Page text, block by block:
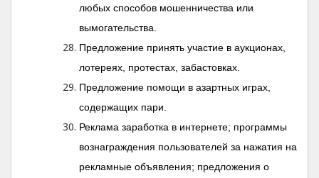
любых способов мошенничества или
вымогательства.
Предложение принять участие в аукционах,
лотереях, протестах, забастовках.
Предложение помощи в азартных играх,
содержащих пари.
Реклама заработка в интернете; программы
вознаграждения пользователей за нажатия на
рекламные объявления; предложения о